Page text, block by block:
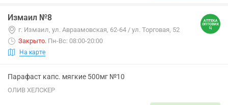
Измаил №8
г. Измаил, ул. Авраамовская, 62-64 / ул. Торговая, 52
Закрыто. Пн-Вс: 08:00-20:00
На карте
Парафаст капс. мягкие 500мг №10
ОЛИВ ХЕЛСКЕР